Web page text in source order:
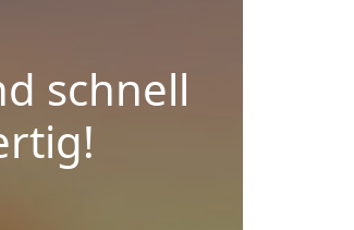
schnell